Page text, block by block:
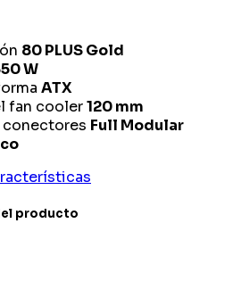
80 PLUS Gold
W
ATX
fan cooler120 mm
Full Modular
producto